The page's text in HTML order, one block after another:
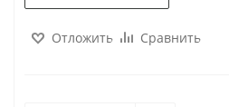
Отложить Сравнить